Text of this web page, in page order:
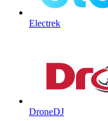
Electrek
DroneDJ